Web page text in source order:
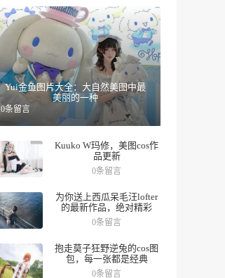
Yui金鱼图片大全：大自然美图中最
美丽的一种
0条留言
Kuuko W玛修，美图cos作
品更新
0条留言
为你送上西瓜呆毛汪lofter
的最新作品，绝对精彩
0条留言
抱走莫子狂野逆兔的cos图
包，每一张都是经典
0条留言